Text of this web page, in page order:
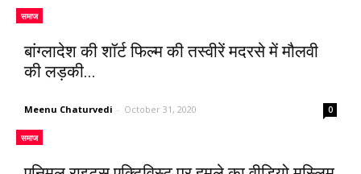
समाज
बांग्लादेश की शॉर्ट फिल्म की तस्वीरें मदरसे में मौलवी
की लड़की...
Meenu Chaturvedi - October 31, 2020 0
समाज